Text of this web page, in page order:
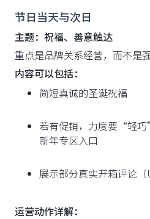
节日当天与次日
主题：祝福、善意触达
重点是品牌关系经营，而不是强
内容可以包括：
简短真诚的圣诞祝福
若有促销，力度要“轻
新年专区入口
展示部分真实开箱评论
运营动作详解：